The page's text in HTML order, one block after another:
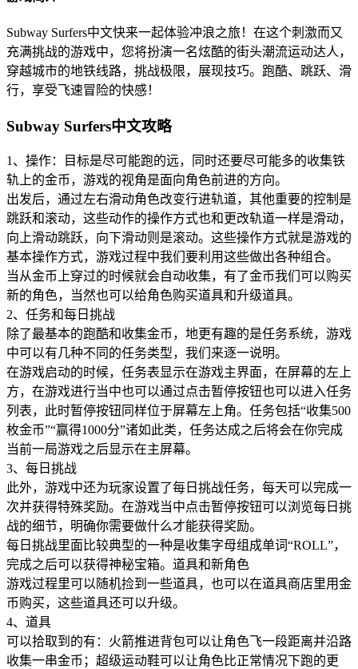
Subway Surfers中文快来一起体验冲浪之旅！在这个刺激而又
充满挑战的游戏中，您将扮演一名炫酷的街头潮流运动达人，
穿越城市的地铁线路，挑战极限，展现技巧。跑酷、跳跃、滑
行，享受飞速冒险的快感！
Subway Surfers中文攻略
1、操作：目标是尽可能跑的远，同时还要尽可能多的收集铁
轨上的金币，游戏的视角是面向角色前进的方向。
出发后，通过左右滑动角色改变行进轨道，其他重要的控制是
跳跃和滚动，这些动作的操作方式也和更改轨道一样是滑动，
向上滑动跳跃，向下滑动则是滚动。这些操作方式就是游戏的
基本操作方式，游戏过程中我们要利用这些做出各种组合。
当从金币上穿过的时候就会自动收集，有了金币我们可以购买
新的角色，当然也可以给角色购买道具和升级道具。
2、任务和每日挑战
除了最基本的跑酷和收集金币，地更有趣的是任务系统，游戏
中可以有几种不同的任务类型，我们来逐一说明。
在游戏启动的时候，任务表显示在游戏主界面，在屏幕的左上
方，在游戏进行当中也可以通过点击暂停按钮也可以进入任务
列表，此时暂停按钮同样位于屏幕左上角。任务包括“收集500
枚金币”“赢得1000分”诸如此类，任务达成之后将会在你完成
当前一局游戏之后显示在主屏幕。
3、每日挑战
此外，游戏中还为玩家设置了每日挑战任务，每天可以完成一
次并获得特殊奖励。在游戏当中点击暂停按钮可以浏览每日挑
战的细节，明确你需要做什么才能获得奖励。
每日挑战里面比较典型的一种是收集字母组成单词“ROLL”，
完成之后可以获得神秘宝箱。道具和新角色
游戏过程里可以随机捡到一些道具，也可以在道具商店里用金
币购买，这些道具还可以升级。
4、道具
可以拾取到的有：火箭推进背包可以让角色飞一段距离并沿路
收集一串金币；超级运动鞋可以让角色比正常情况下跑的更